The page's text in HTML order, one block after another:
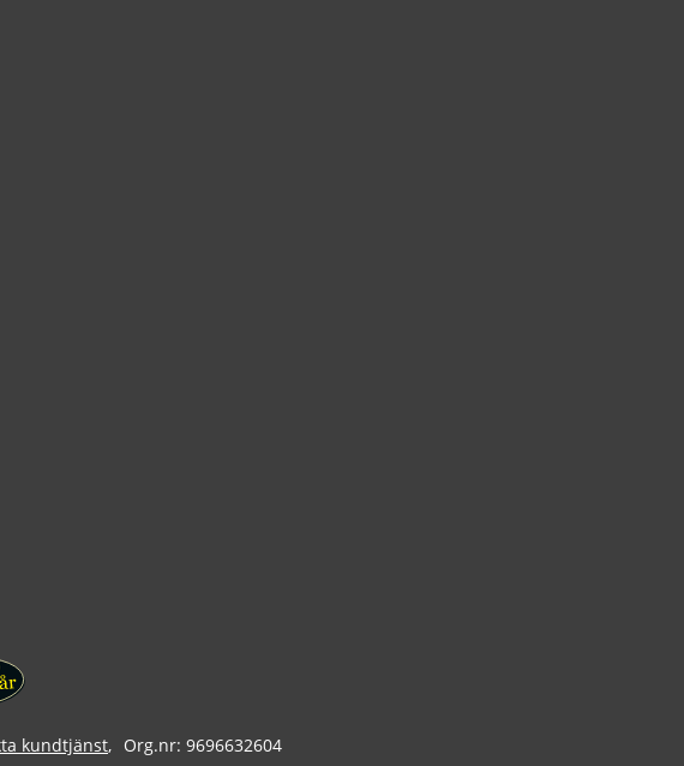
kundtjänst Org.nr: 9696632604